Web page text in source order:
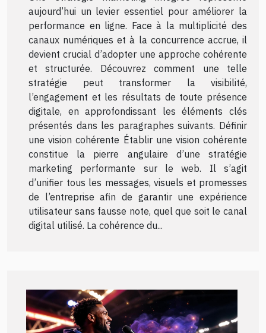
aujourd’hui un levier essentiel pour améliorer la
performance en ligne. Face à la multiplicité des
canaux numériques et à la concurrence accrue, il
devient crucial d’adopter une approche cohérente
et structurée. Découvrez comment une telle
stratégie peut transformer la visibilité,
l’engagement et les résultats de toute présence
digitale, en approfondissant les éléments clés
présentés dans les paragraphes suivants. Définir
une vision cohérente Établir une vision cohérente
constitue la pierre angulaire d’une stratégie
marketing performante sur le web. Il s’agit
d’unifier tous les messages, visuels et promesses
de l’entreprise afin de garantir une expérience
utilisateur sans fausse note, quel que soit le canal
digital utilisé. La cohérence du...